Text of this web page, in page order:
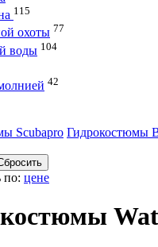
115
охоты 77
воды 104
42
Scubapro Гидрокостюмы
по: цене